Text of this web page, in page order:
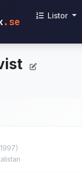
.se
Listor